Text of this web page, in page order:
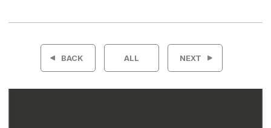
投
BACK ALL NEXT